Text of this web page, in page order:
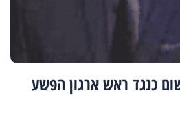
כנגד ראש ארגון הפשע